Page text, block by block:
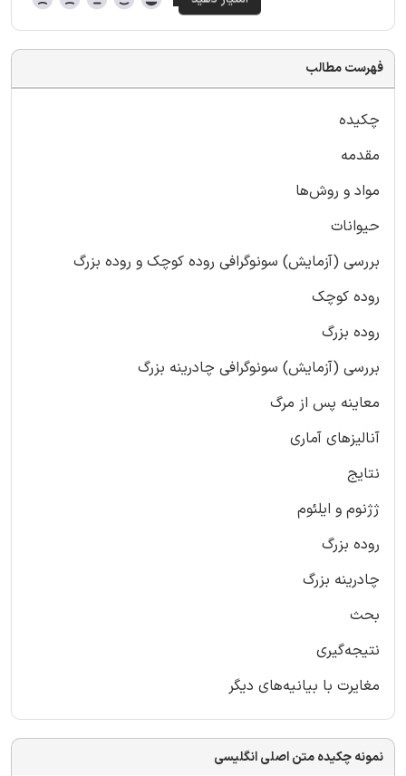
فهرست مطالب
چکیده
مقدمه
مواد و روش‌ها
حیوانات
بررسی (آزمایش) سونوگرافی روده کوچک و روده بزرگ
روده کوچک
روده بزرگ
بررسی (آزمایش) سونوگرافی چادرینه بزرگ
معاینه پس از مرگ
آنالیزهای آماری
نتایج
ژژنوم و ایلئوم
روده بزرگ
چادرینه بزرگ
بحث
نتیجه‌گیری
مغایرت با بیانیه‌های دیگر
نمونه چکیده متن اصلی انگلیسی